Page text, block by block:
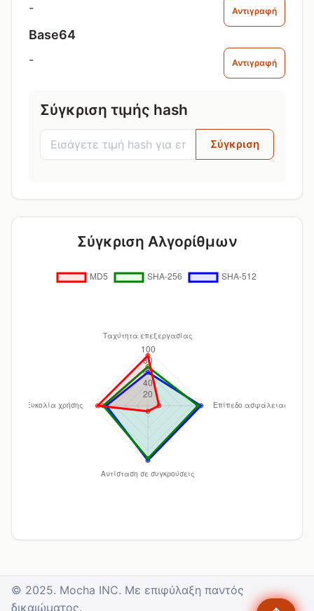
- Αντιγραφή
Base64
- Αντιγραφή
Σύγκριση τιμής hash
Σύγκριση
Σύγκριση Αλγορίθμων
© 2025. Mocha INC. Με επιφύλαξη παντός
δικαιώματος.